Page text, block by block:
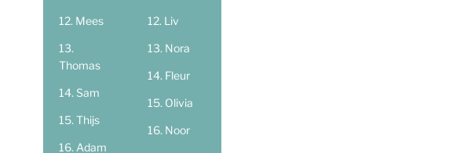
Mees
Thomas
Sam
Thijs
Adam
Liv
Nora
Fleur
Olivia
Noor